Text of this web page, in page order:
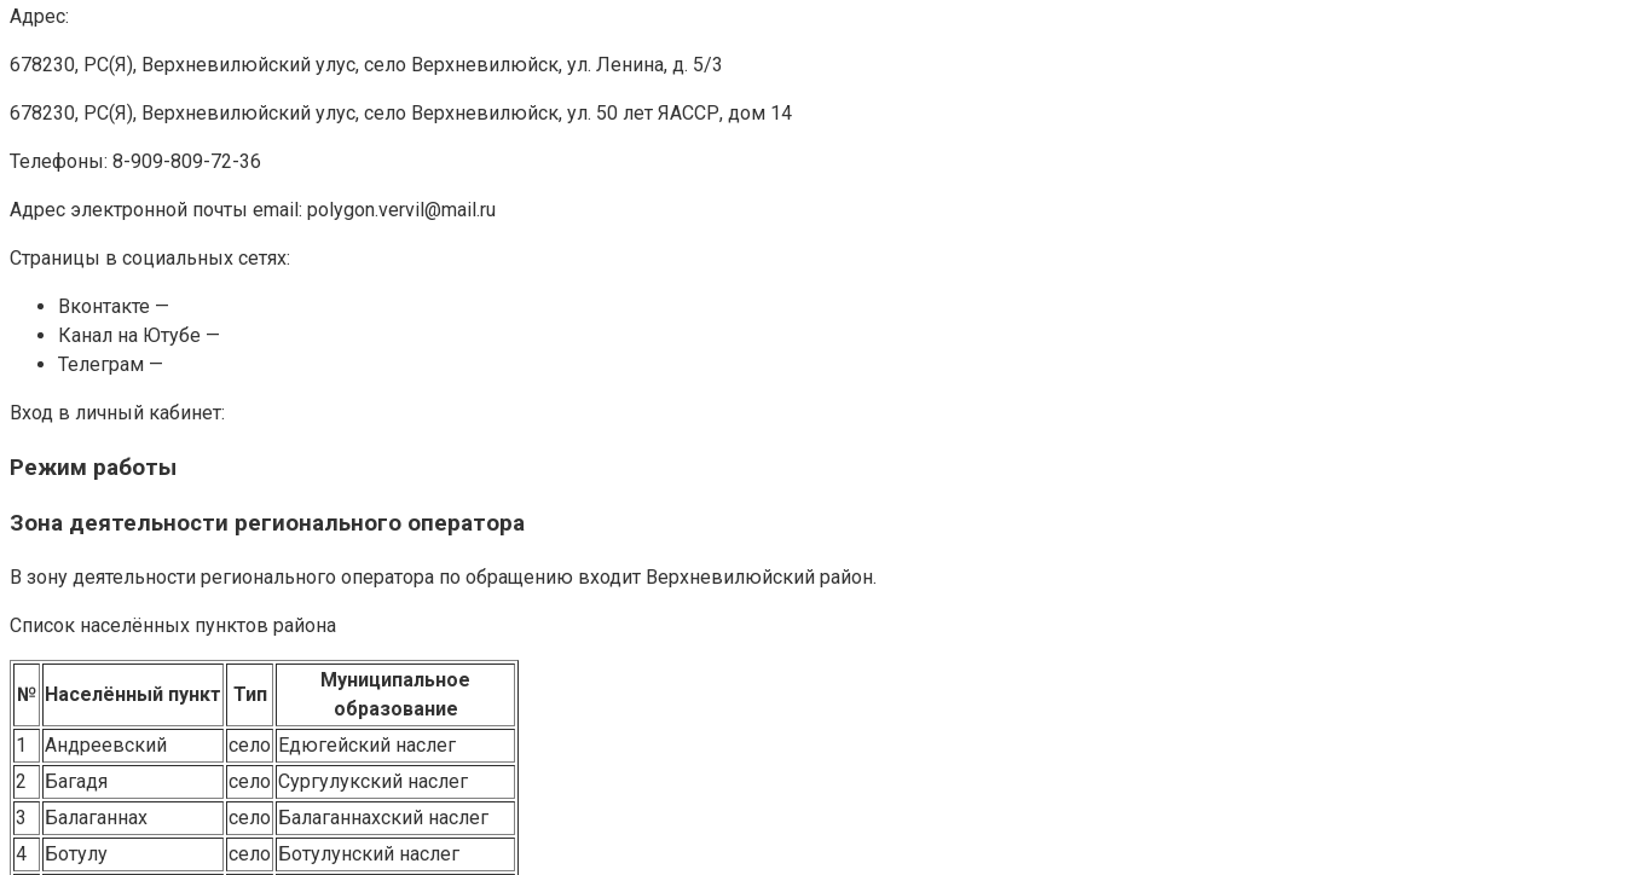
Адрес:
678230, РС(Я), Верхневилюйский улус, село Верхневилюйск, ул. Ленина, д. 5/3
678230, РС(Я), Верхневилюйский улус, село Верхневилюйск, ул. 50 лет ЯАССР, дом 14
Телефоны: 8-909-809-72-36
Адрес электронной почты email: polygon.vervil@mail.ru
Страницы в социальных сетях:
Вконтакте —
Канал на Ютубе —
Телеграм —
Вход в личный кабинет:
Режим работы
Зона деятельности регионального оператора
В зону деятельности регионального оператора по обращению входит Верхневилюйский район.
Список населённых пунктов района
№ Населённый пункт Тип
Муниципальное
образование
1
Андреевский село Едюгейский наслег
2
Багадя село Сургулукский наслег
3
Балаганнах село Балаганнахский наслег
4
Ботулу село Ботулунский наслег